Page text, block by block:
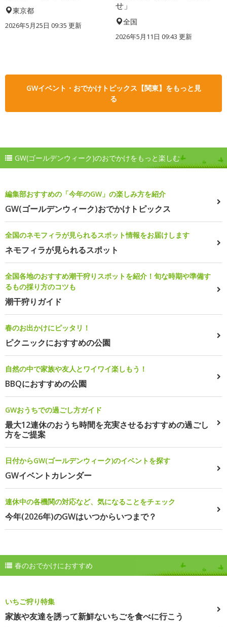
東京都
2026年5月25日 09:35 更新
せ」
全国
2026年5月11日 09:43 更新
GWイベント・おでかけトピックス【関東】をもっと見
る
GW(ゴールデンウィーク)のおでかけをもっと楽しむ
編集部おすすめの「今年のGW」の楽しみ方を紹介
GW(ゴールデンウィーク)おでかけトピックス
全国のネモフィラが見られるスポット情報をお届けします
ネモフィラが見られるスポット
全国各地のおすすめ潮干狩りスポットを紹介！旬な時期や準備す
るもの採り方のコツも
潮干狩りガイド
春のお出かけにピッタリ！
ピクニックにおすすめの公園
自然の中で家族や友人とワイワイ楽しもう！
BBQにおすすめの公園
GWおうちでの過ごし方ガイド
最大12連休のおうち時間を充実させるおすすめの過ごし
方をご提案
日付からGW(ゴールデンウィーク)のイベントを探す
GWイベントカレンダー
連休中の各機関の対応など、気になることをチェック
今年(2026年)のGWはいつからいつまで？
春のおでかけにおすすめ
いちご狩り特集
家族や友達を誘って新鮮ないちごを食べに行こう